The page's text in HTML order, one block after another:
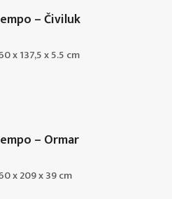
– Čiviluk
x 137,5 x 5.5 cm
– Ormar
x 209 x 39 cm